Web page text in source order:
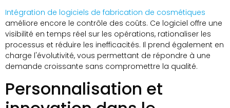
Intégration de logiciels de fabrication de cosmétiques
améliore encore le contrôle des coûts. Ce logiciel offre une
visibilité en temps réel sur les opérations, rationaliser les
processus et réduire les inefficacités. Il prend également en
charge l'évolutivité, vous permettant de répondre à une
demande croissante sans compromettre la qualité.
Personnalisation et